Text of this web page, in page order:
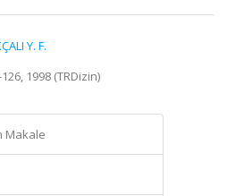
Y. F.
1998 (TRDizin)
Makale